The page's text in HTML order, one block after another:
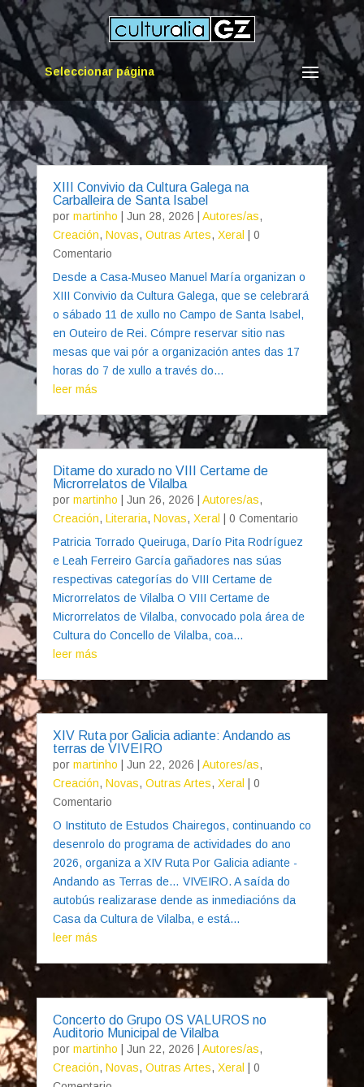
Seleccionar página
XIII Convivio da Cultura Galega na
Carballeira de Santa Isabel
por martinho Jun 28, 2026 Autores/as,
Creación, Novas, Outras Artes, Xeral
| 0
Comentario
Desde a Casa-Museo Manuel María organizan o
XIII Convivio da Cultura Galega, que se celebrará
o sábado 11 de xullo no Campo de Santa Isabel,
en Outeiro de Rei. Cómpre reservar sitio nas
mesas que vai pór a organización antes das 17
horas do 7 de xullo a través do...
leer más
Ditame do xurado no VIII Certame de
Microrrelatos de Vilalba
por martinho Jun 26, 2026 Autores/as,
Creación, Literaria, Novas, Xeral
| 0 Comentario
Patricia Torrado Queiruga, Darío Pita Rodríguez
e Leah Ferreiro García gañadores nas súas
respectivas categorías do VIII Certame de
Microrrelatos de Vilalba O VIII Certame de
Microrrelatos de Vilalba, convocado pola área de
Cultura do Concello de Vilalba, coa...
leer más
XIV Ruta por Galicia adiante: Andando as
terras de VIVEIRO
por martinho Jun 22, 2026 Autores/as,
Creación, Novas, Outras Artes, Xeral
| 0
Comentario
O Instituto de Estudos Chairegos, continuando co
desenrolo do programa de actividades do ano
2026, organiza a XIV Ruta Por Galicia adiante -
Andando as Terras de… VIVEIRO. A saída do
autobús realizarase dende as inmediacións da
Casa da Cultura de Vilalba, e está...
leer más
Concerto do Grupo OS VALUROS no
Auditorio Municipal de Vilalba
por martinho Jun 22, 2026 Autores/as,
Creación, Novas, Outras Artes, Xeral
| 0